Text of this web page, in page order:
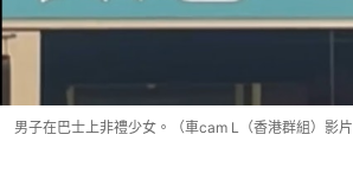
男子在巴士上非禮少女。（車cam L（香港群組）影片